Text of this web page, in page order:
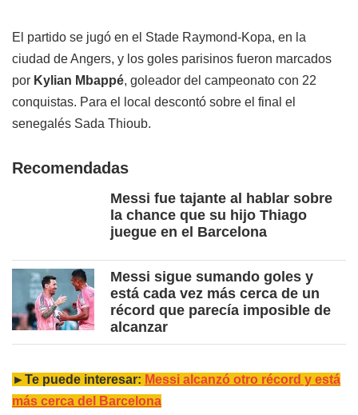
El partido se jugó en el Stade Raymond-Kopa, en la
ciudad de Angers, y los goles parisinos fueron marcados
por Kylian Mbappé, goleador del campeonato con 22
conquistas. Para el local descontó sobre el final el
senegalés Sada Thioub.
Recomendadas
Messi fue tajante al hablar sobre
la chance que su hijo Thiago
juegue en el Barcelona
Messi sigue sumando goles y
está cada vez más cerca de un
récord que parecía imposible de
alcanzar
►Te puede interesar: Messi alcanzó otro récord y está
más cerca del Barcelona